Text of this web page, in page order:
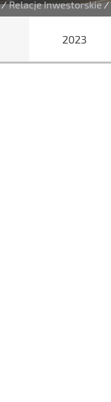
/ Relacje Inwestorskie/
2023